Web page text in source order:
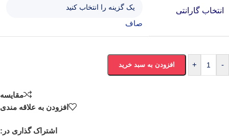
انتخاب گارانتی
صاف
-
+ افزودن به سبد خرید
مقایسه
افزودن به علاقه مندی
اشتراک گذاری در: